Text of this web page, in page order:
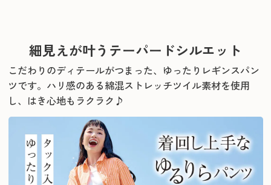
細見えが叶うテーパードシルエット
こだわりのディテールがつまった、ゆったりレギンスパン
ツです。 ハリ感のある綿混ストレッチツイル素材を使用
し、はき心地もラクラク♪